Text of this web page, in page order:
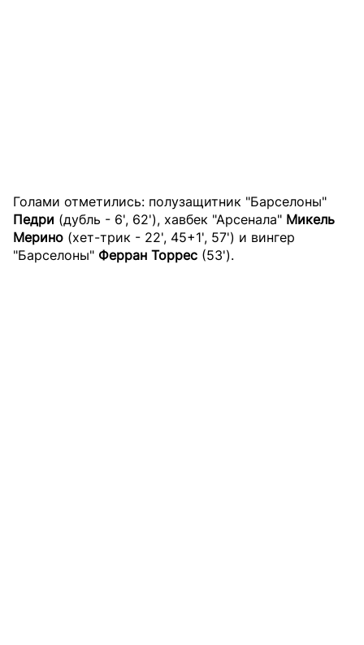
Голами отметились: полузащитник "Барселоны"
Педри (дубль - 6', 62'), хавбек "Арсенала" Микель
Мерино (хет-трик - 22', 45+1', 57') и вингер
"Барселоны" Ферран Торрес (53').